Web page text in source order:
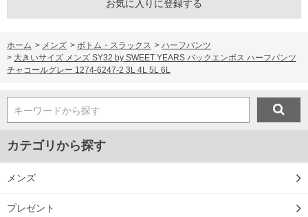
お気に入りに登録する
ホーム > メンズ > ボトム・スラックス > ハーフパンツ
> 大きいサイズ メンズ SY32 by SWEET YEARS バックエンボス ハーフパンツ
チャコールグレー 1274-6247-2 3L 4L 5L 6L
キーワードから探す
カテゴリから探す
メンズ
プレゼント